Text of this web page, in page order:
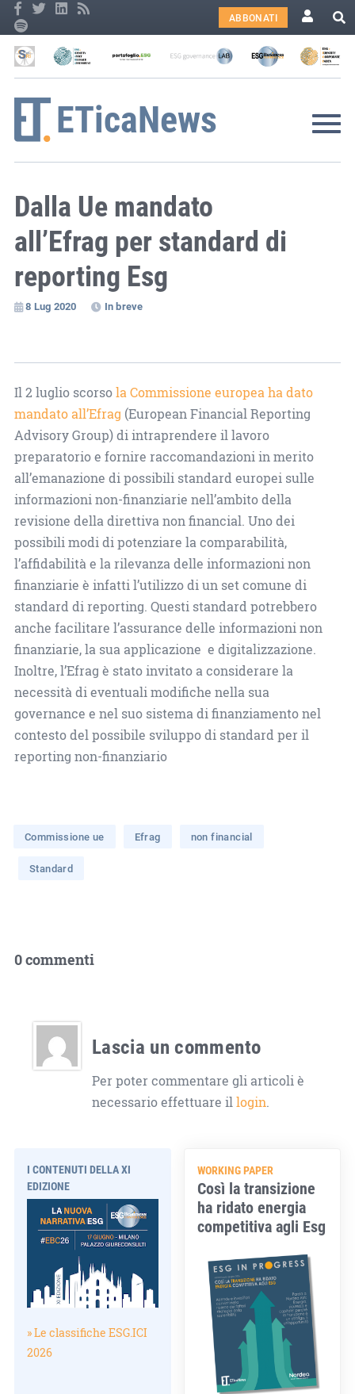
ABBONATI
Dalla Ue mandato
all’Efrag per standard di
reporting Esg
8 Lug 2020 In breve
Il 2 luglio scorsola Commissione europea ha dato
mandato all’Efrag (European Financial Reporting
Advisory Group) di intraprendere il lavoro
preparatorio e fornire raccomandazioni in merito
all’emanazione di possibili standard europei sulle
informazioni non-finanziarie nell’ambito della
revisione della direttiva non financial. Uno dei
possibili modi di potenziare la comparabilità,
l’affidabilità e la rilevanza delle informazioni non
finanziarie è infatti l’utilizzo di un set comune di
standard di reporting. Questi standard potrebbero
anche facilitare l’assurance delle informazioni non
finanziarie, la sua applicazione e digitalizzazione.
Inoltre, l’Efrag è stato invitato a considerare la
necessità di eventuali modifiche nella sua
governance e nel suo sistema di finanziamento nel
contesto del possibile sviluppo di standard per il
reporting non-finanziario
Commissione ue Efrag non financial
Standard
0 commenti
Lascia un commento
Per poter commentare gli articoli è
necessario effettuare illogin.
I CONTENUTI DELLA XI
EDIZIONE
» Le classifiche ESG.ICI
2026
WORKING PAPER
Così la transizione
ha ridato energia
competitiva agli Esg